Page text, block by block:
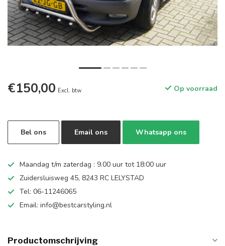
€150,00 Excl. btw Op voorraad
Bel ons Email ons Whatsapp ons
Maandag t/m zaterdag : 9.00 uur tot 18:00 uur
Zuidersluisweg 45, 8243 RC LELYSTAD
Tel: 06-11246065
Email: info@bestcarstyling.nl
Productomschrijving